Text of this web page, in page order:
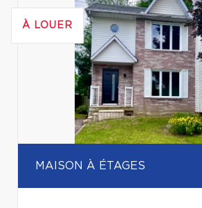
À LOUER
MAISON À ÉTAGES